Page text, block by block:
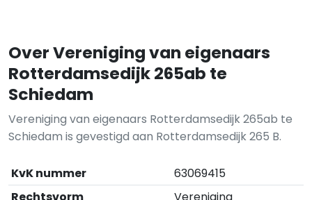
Over Vereniging van eigenaars
Rotterdamsedijk 265ab te
Schiedam
Vereniging van eigenaars Rotterdamsedijk 265ab te
Schiedam is gevestigd aan Rotterdamsedijk 265 B.
KvK nummer
63069415
Rechtsvorm
Vereniging